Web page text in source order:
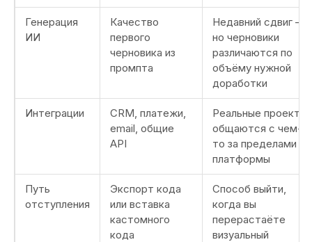
Генерация
ИИ
Качество
первого
черновика из
промпта
Недавний сдвиг —
но черновики
различаются по
объёму нужной
доработки
Интеграции
CRM, платежи,
email, общие
API
Реальные проекты
общаются с чем-
то за пределами
платформы
Путь
отступления
Экспорт кода
или вставка
кастомного
кода
Способ выйти,
когда вы
перерастаёте
визуальный